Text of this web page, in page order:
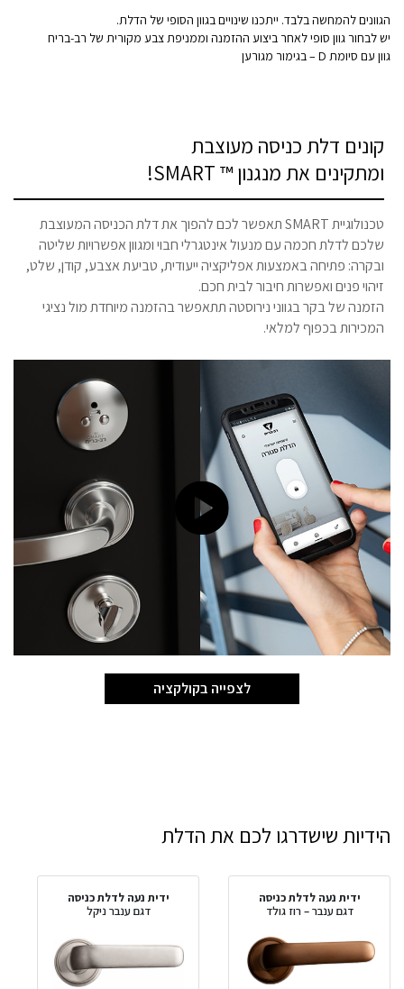
הגוונים להמחשה בלבד. ייתכנו שינויים בגוון הסופי של הדלת.
יש לבחור גוון סופי לאחר ביצוע ההזמנה וממניפת צבע מקורית של רב-בריח
גוון עם סיומת D – בגימור מגורען
קונים דלת כניסה מעוצבת
ומתקינים את מנגנון ™ SMART!
טכנולוגיית SMART תאפשר לכם להפוך את דלת הכניסה המעוצבת
שלכם לדלת חכמה עם מנעול אינטגרלי חבוי ומגוון אפשרויות שליטה
ובקרה: פתיחה באמצעות אפליקציה ייעודית, טביעת אצבע, קודן, שלט,
זיהוי פנים ואפשרות חיבור לבית חכם.
הזמנה של בקר בגווני נירוסטה תתאפשר בהזמנה מיוחדת מול נציגי
המכירות בכפוף למלאי.
לצפייה בקולקציה
הידיות שישדרגו לכם את הדלת
ידית נעה לדלת כניסה
דגם ענבר – רוז גולד
ידית נעה לדלת כניסה
דגם ענבר ניקל